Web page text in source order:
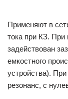
Применяют в
тока при КЗ. При
задействован
емкостного
устройства).
резонанс, с